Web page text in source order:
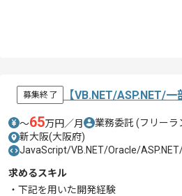
募集終了 【VB.NET/ASP.NET/
〜65万円／月 業務委託 (フリーラ
新大阪(大阪府)
JavaScript/VB.NET/Oracle/
求めるスキル
・下記を用いた開発経験